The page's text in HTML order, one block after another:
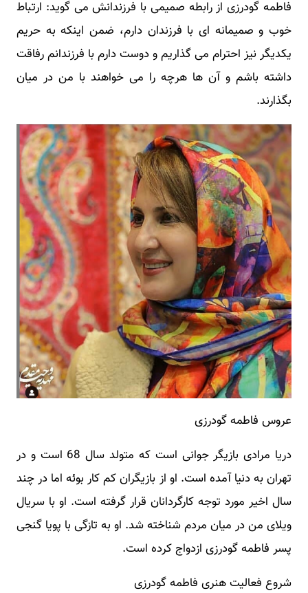
فاطمه گودرزی از رابطه صمیمی با فرزندانش می گوید: ارتباط
خوب و صمیمانه ای با فرزندان دارم، ضمن اینکه به حریم
یکدیگر نیز احترام می گذاریم و دوست دارم با فرزندانم رفاقت
داشته باشم و آن ها هرچه را می خواهند با من در میان
بگذارند.
عروس فاطمه گودرزی
دریا مرادی بازیگر جوانی است که متولد سال 68 است و در
تهران به دنیا آمده است. او از بازیگران کم کار بوئه اما در چند
سال اخیر مورد توجه کارگردانان قرار گرفته است. او با سریال
ویلای من در میان مردم شناخته شد. او به تازگی با پویا گنجی
پسر فاطمه گودرزی ازدواج کرده است.
شروع فعالیت هنری فاطمه گودرزی